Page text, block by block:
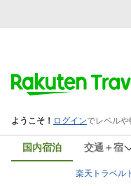
国内宿泊 交通＋宿
楽天トラベル